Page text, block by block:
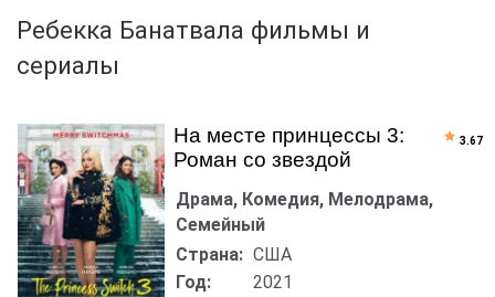
Ребекка Банатвала фильмы и
сериалы
На месте принцессы 3:
Роман со звездой
Драма, Комедия, Мелодрама,
Семейный
Страна: США
Год:
2021
3.67